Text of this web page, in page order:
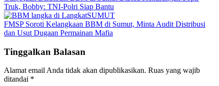
Truk, Bobby: TNI-Polri Siap Bantu
SUMUT
FMSP Soroti Kelangkaan BBM di Sumut, Minta Audit Distribusi
dan Usut Dugaan Permainan Mafia
Tinggalkan Balasan
Alamat email Anda tidak akan dipublikasikan. Ruas yang wajib
ditandai *